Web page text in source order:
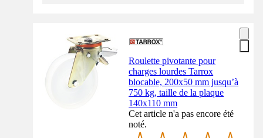
Roulette pivotante pour
charges lourdes Tarrox
blocable, 200x50 mm jusqu’à
750 kg, taille de la plaque
140x110 mm
Cet article n'a pas encore été
noté.